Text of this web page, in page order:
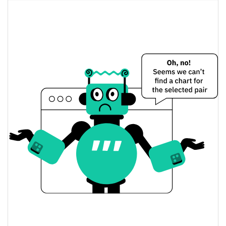
Baixa / Alta de ontem
$0.000011085206 /
$0.000011085742
Abertura / Fecho de
Ontem
$0.000011085206 /
$0.000011085742
A mudança de ontem
Volume de ontem $1.2894328
Histórico do preço do World Rebuilding Trust